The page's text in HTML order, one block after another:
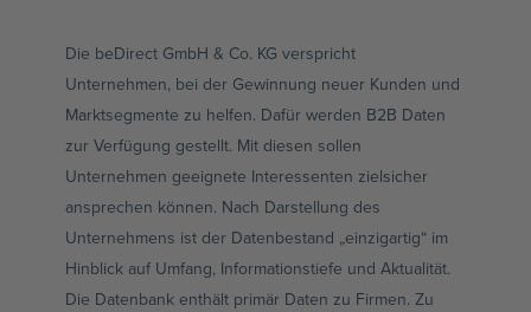
Die beDirect GmbH & Co. KG verspricht
Unternehmen, bei der Gewinnung neuer Kunden und
Marktsegmente zu helfen. Dafür werden B2B Daten
zur Verfügung gestellt. Mit diesen sollen
Unternehmen geeignete Interessenten zielsicher
ansprechen können. Nach Darstellung des
Unternehmens ist der Datenbestand „einzigartig“ im
Hinblick auf Umfang, Informationstiefe und Aktualität.
Die Datenbank enthält primär Daten zu Firmen. Zu